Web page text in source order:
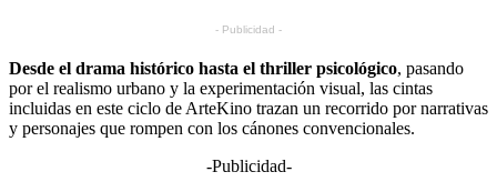
- Publicidad -
Desde el drama histórico hasta el thriller psicológico, pasando
por el realismo urbano y la experimentación visual, las cintas
incluidas en este ciclo de ArteKino trazan un recorrido por narrativas
y personajes que rompen con los cánones convencionales.
-Publicidad-